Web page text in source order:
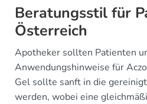
Beratungsstil für
Österreich
Apotheker sollten Patienten
Anwendungshinweise für
Gel sollte sanft in die
werden, wobei eine